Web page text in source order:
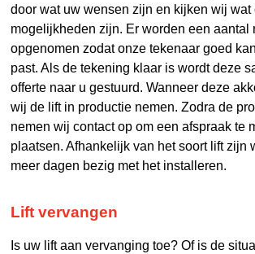
door wat uw wensen zijn en kijken wij wat
mogelijkheden zijn. Er worden een aantal
opgenomen zodat onze tekenaar goed
past. Als de tekening klaar is wordt deze
offerte naar u gestuurd. Wanneer deze
wij de lift in productie nemen. Zodra de
nemen wij contact op om een afspraak te
plaatsen. Afhankelijk van het soort lift zijn
meer dagen bezig met het installeren.
Lift vervangen
Is uw lift aan vervanging toe? Of is de